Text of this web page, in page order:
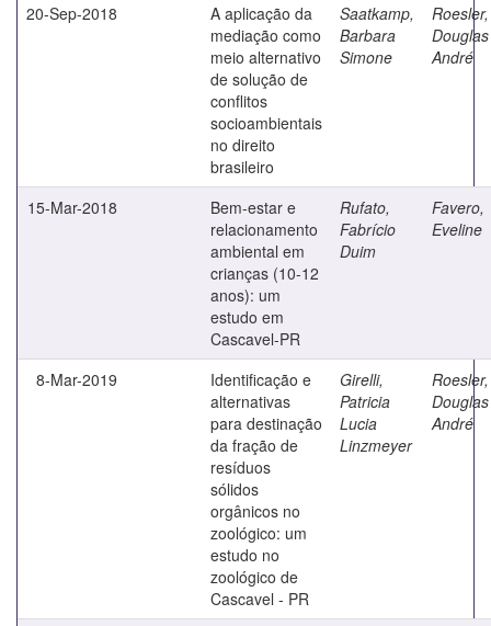
20-Sep-2018
A aplicação da
mediação como
meio alternativo
de solução de
conflitos
socioambientais
no direito
brasileiro
Saatkamp,
Barbara
Simone
Roesler,
Douglas
André
15-Mar-2018
Bem-estar e
relacionamento
ambiental em
crianças (10-12
anos): um
estudo em
Cascavel-PR
Rufato,
Fabrício
Duim
Favero,
Eveline
8-Mar-2019
Identificação e
alternativas
para destinação
da fração de
resíduos
sólidos
orgânicos no
zoológico: um
estudo no
zoológico de
Cascavel - PR
Girelli,
Patricia
Lucia
Linzmeyer
Roesler,
Douglas
André